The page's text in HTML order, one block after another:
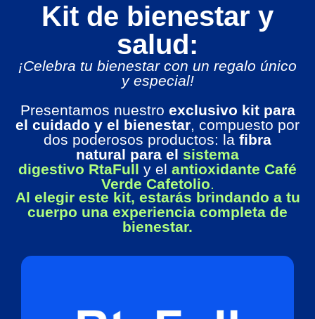
Kit de bienestar y
salud:
¡Celebra tu bienestar con un regalo único
y especial!
Presentamos nuestro exclusivo kit para
el cuidado y el bienestar, compuesto por
dos poderosos productos: la fibra
natural para el sistema
digestivo RtaFull y el antioxidante Café
Verde Cafetolio.
Al elegir este kit, estarás brindando a tu
cuerpo una experiencia completa de
bienestar.